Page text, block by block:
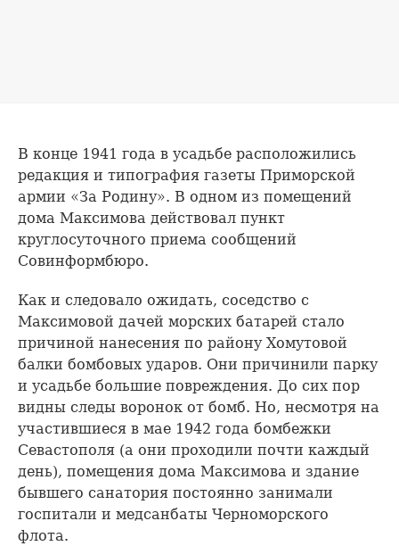
В конце 1941 года в усадьбе расположились
редакция и типография газеты Приморской
армии «За Родину». В одном из помещений
дома Максимова действовал пункт
круглосуточного приема сообщений
Совинформбюро.
Как и следовало ожидать, соседство с
Максимовой дачей морских батарей стало
причиной нанесения по району Хомутовой
балки бомбовых ударов. Они причинили парку
и усадьбе большие повреждения. До сих пор
видны следы воронок от бомб. Но, несмотря на
участившиеся в мае 1942 года бомбежки
Севастополя (а они проходили почти каждый
день), помещения дома Максимова и здание
бывшего санатория постоянно занимали
госпитали и медсанбаты Черноморского
флота.